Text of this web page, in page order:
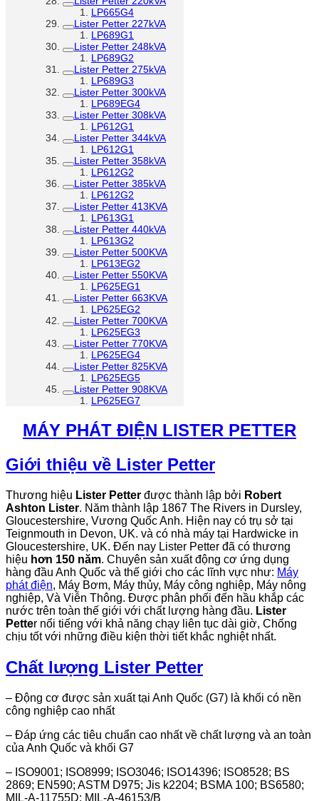
LP665G4
Lister Petter 227kVA
LP689G1
Lister Petter 248kVA
LP689G2
Lister Petter 275kVA
LP689G3
Lister Petter 300kVA
LP689EG4
Lister Petter 308kVA
LP612G1
Lister Petter 344kVA
LP612G1
Lister Petter 358kVA
LP612G2
Lister Petter 385kVA
LP612G2
Lister Petter 413KVA
LP613G1
Lister Petter 440kVA
LP613G2
Lister Petter 500KVA
LP613EG2
Lister Petter 550KVA
LP625EG1
Lister Petter 663KVA
LP625EG2
Lister Petter 700KVA
LP625EG3
Lister Petter 770KVA
LP625EG4
Lister Petter 825KVA
LP625EG5
Lister Petter 908KVA
LP625EG7
MÁY PHÁT ĐIỆN LISTER PETTER
Giới thiệu về Lister Petter
Thương hiệu Lister Petter được thành lập bởi Robert
Ashton Lister. Năm thành lập 1867 The Rivers in Dursley,
Gloucestershire, Vương Quốc Anh. Hiện nay có trụ sở tại
Teignmouth in Devon, UK. và có nhà máy tại Hardwicke in
Gloucestershire, UK. Đến nay Lister Petter đã có thương
hiệu hơn 150 năm. Chuyên sản xuất động cơ ứng dụng
hàng đầu Anh Quốc và thế giới cho các lĩnh vực như: Máy
phát điện, Máy Bơm, Máy thủy, Máy công nghiệp, Máy nông
nghiệp, Và Viễn Thông. Được phân phối đến hầu khắp các
nước trên toàn thế giới với chất lượng hàng đầu. Lister
Petter nổi tiếng với khả năng chạy liên tục dài giờ, Chống
chịu tốt với những điều kiện thời tiết khắc nghiệt nhất.
Chất lượng Lister Petter
– Động cơ được sản xuất tại Anh Quốc (G7) là khối có nền
công nghiệp cao nhất
– Đáp ứng các tiêu chuẩn cao nhất về chất lượng và an toàn
của Anh Quốc và khối G7
– ISO9001; ISO8999; ISO3046; ISO14396; ISO8528; BS
2869; EN590; ASTM D975; Jis k2204; BSMA 100; BS6580;
MIL-A-11755D; MIL-A-46153/B